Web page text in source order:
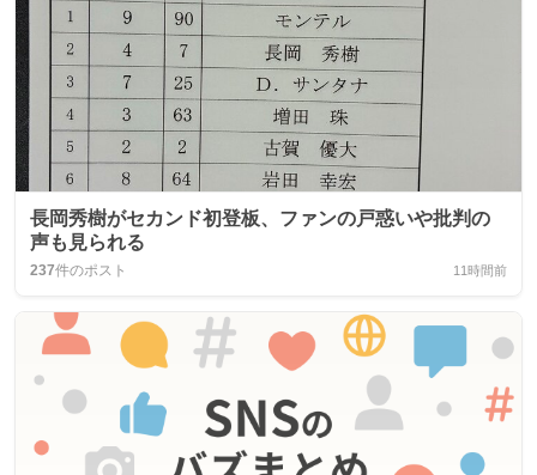
長岡秀樹がセカンド初登板、ファンの戸惑いや批判の
声も見られる
237件のポスト 11時間前